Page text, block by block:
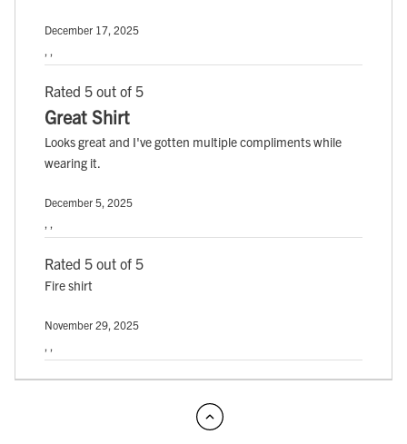
December 17, 2025
, ,
Rated 5 out of 5
Great Shirt
Looks great and I've gotten multiple compliments while
wearing it.
December 5, 2025
, ,
Rated 5 out of 5
Fire shirt
November 29, 2025
, ,